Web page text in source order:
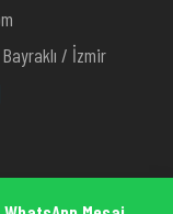
Bayraklı / İzmir